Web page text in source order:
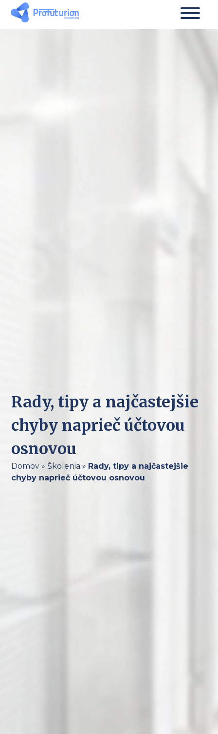
Rady, tipy a najčastejšie
chyby naprieč účtovou
osnovou
Domov» Školenia » Rady, tipy a najčastejšie
chyby naprieč účtovou osnovou